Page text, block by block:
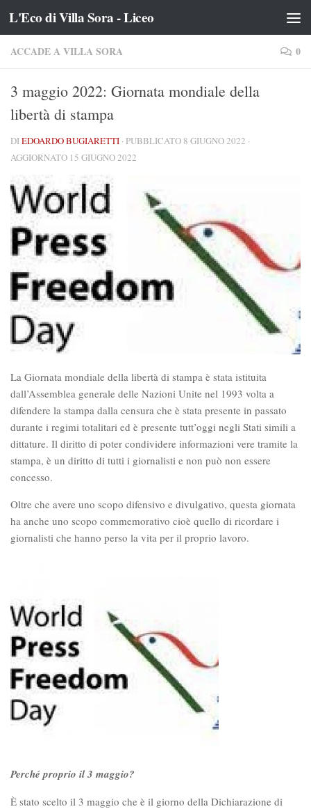
Salta al contenuto
L'Eco di Villa Sora - Liceo
ACCADE A VILLA SORA 0
3 maggio 2022: Giornata mondiale della
libertà di stampa
DIEDOARDO BUGIARETTI · PUBBLICATO 8 GIUGNO 2022 ·
AGGIORNATO 15 GIUGNO 2022
La Giornata mondiale della libertà di stampa è stata istituita
dall’Assemblea generale delle Nazioni Unite nel 1993 volta a
difendere la stampa dalla censura che è stata presente in passato
durante i regimi totalitari ed è presente tutt’oggi negli Stati simili a
dittature. Il diritto di poter condividere informazioni vere tramite la
stampa, è un diritto di tutti i giornalisti e non può non essere
concesso.
Oltre che avere uno scopo difensivo e divulgativo, questa giornata
ha anche uno scopo commemorativo cioè quello di ricordare i
giornalisti che hanno perso la vita per il proprio lavoro.
Perché proprio il 3 maggio?
È stato scelto il 3 maggio che è il giorno della Dichiarazione di